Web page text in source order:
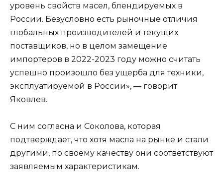
уровень свойств масел, блендируемых в
России. Безусловно есть рыночные отличия
глобальных производителей и текущих
поставщиков, но в целом замещение
импортеров в 2022-2023 году можно считать
успешно произошло без ущерба для техники,
эксплуатируемой в России», — говорит
Яковлев.
С ним согласна и Соколова, которая
подтверждает, что хотя масла на рынке и стали
другими, по своему качеству они соответствуют
заявляемым характеристикам.